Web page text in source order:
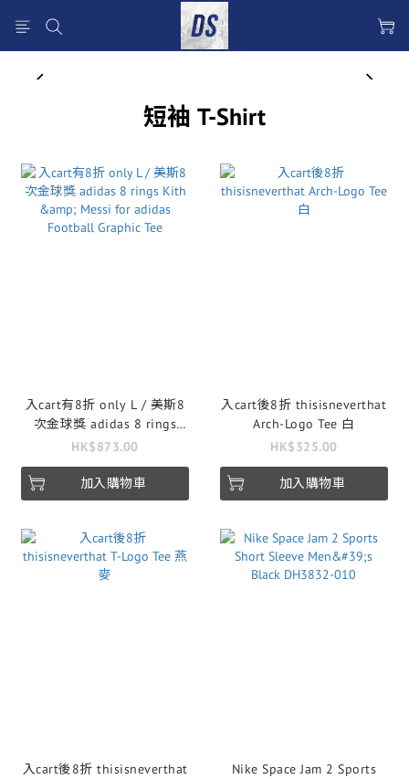
prev next
短袖 T-Shirt
入cart有8折 only L / 美斯8
次金球獎 adidas 8 rings
Kith & Messi for adidas
HK$873.00
加入購物車
入cart後8折 thisisneverthat
Arch-Logo Tee 白
HK$325.00
加入購物車
入cart後8折 thisisneverthat
Nike Space Jam 2 Sports